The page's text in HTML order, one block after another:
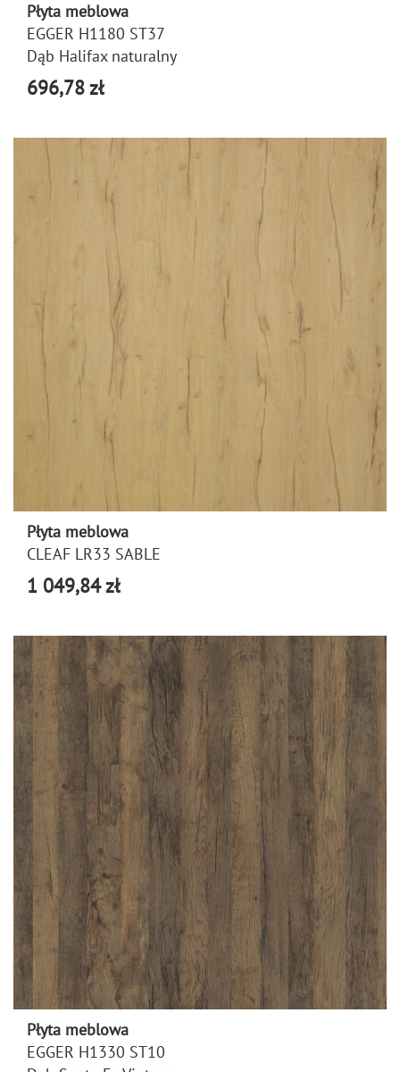
Płyta meblowa
EGGER H1180 ST37
Dąb Halifax naturalny
696,78 zł
Płyta meblowa
CLEAF LR33 SABLE
1 049,84 zł
Płyta meblowa
EGGER H1330 ST10